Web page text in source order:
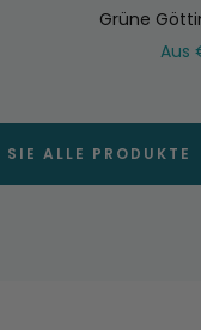
Grüne
Aus
SIE ALLE PRODUKTE